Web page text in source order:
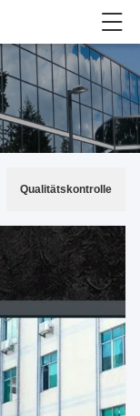
Qualitätskontrolle